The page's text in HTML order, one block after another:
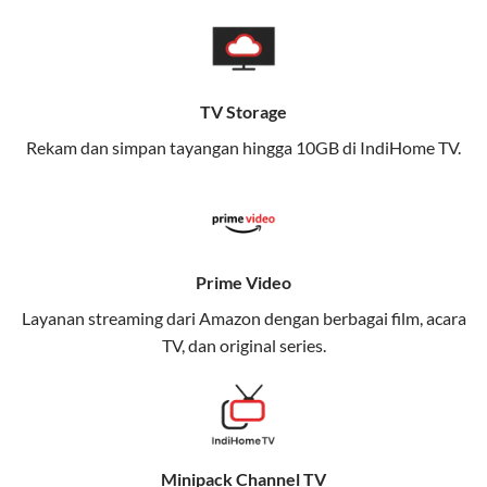
memungkinkan Anda menikmati internet cepat baik
di rumah maupun saat bepergian.
Dengan Telkomsel One, Anda tidak terikat pada satu
teknologi jaringan tertentu, sehingga bisa menikmati
Keunggulan Telkomsel One
Nikmati kecepatan internet super cepat untuk
streaming, gaming, dan bekerja dari rumah.
Memudahkan Anda dalam mengelola jaringan dan
meningkatkan keamanan.
Kuota Keluarga
TV Storage
Rekam dan simpan tayangan hingga 10GB di IndiHome TV.
Prime Video
Layanan streaming dari Amazon dengan berbagai film, acara
TV, dan original series.
Minipack Channel TV